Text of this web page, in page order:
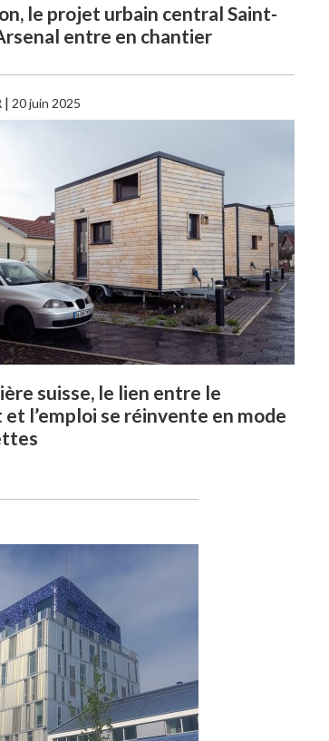
le projet urbain central Saint-
entre en chantier
| 20 juin 2025
suisse, le lien entre le
l’emploi se réinvente en mode